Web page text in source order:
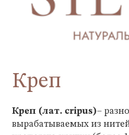
Креп
Креп (лат. cripus)–
вырабатываемых из